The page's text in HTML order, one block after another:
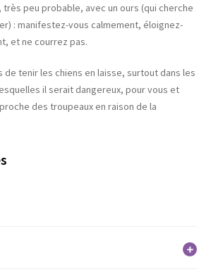
très peu probable, avec un ours (qui cherche
: manifestez-vous calmement, éloignez-
et ne courrez pas.
de tenir les chiens en laisse, surtout dans les
il serait dangereux, pour vous et
des troupeaux en raison de la